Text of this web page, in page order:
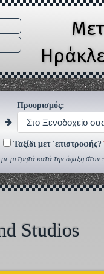
Προορισμός:
Στο Ξενοδοχείο
Ταξίδι μετ 'επιστροφής?
μετρητά κατά την άφιξη
Studios